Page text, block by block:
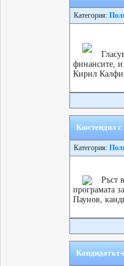
Категория:
финансите, и
Кирил
Кюстендил с
Категория:
Ръст
програмата
Паунов,
Кандидатът-